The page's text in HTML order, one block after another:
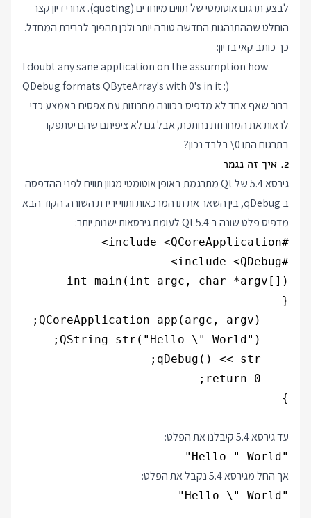
לבצע תרגום אוטומטי של תווים מיוחדים (quoting). אחרי דיון קצר
הוחלט שההתנהגות החדשה טובה יותר ולכן תהפוך לברירת המחדל.
כך כותב קאיבדיון:
I doubt any sane application on the assumption how
QDebug formats QByteArray's with 0's in it :)
ברור שאף אחד לא מדפיס בכוונה מחרוזות עם אפסים באמצע כדי
לראות את המחרוזת נחתכת, אבל גם לא ציפיתם שהם יסתפקו
בתרגום התו\0בלבד נכון?
2. איך זה נגמר
גירסא 5.4 של Qt מתרגמת באופן אוטומטי מגוון תווים לפני ההדפסה
ב qDebug, בין השאר את תו המרכאות ותווי ירידת השורה. הקוד הבא
מדפיס פלט שונה ב Qt 5.4 לעומת גירסאות ישנות יותר:
}
עד גירסא 5.4 קיבלנו את הפלט:
"Hello " World"
אך החל מגירסא 5.4 נקבל את הפלט:
"Hello \" World"